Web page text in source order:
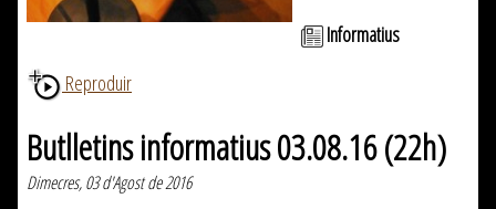
Informatius
Reproduir
Butlletins informatius 03.08.16 (22h)
Dimecres, 03 d'Agost de 2016